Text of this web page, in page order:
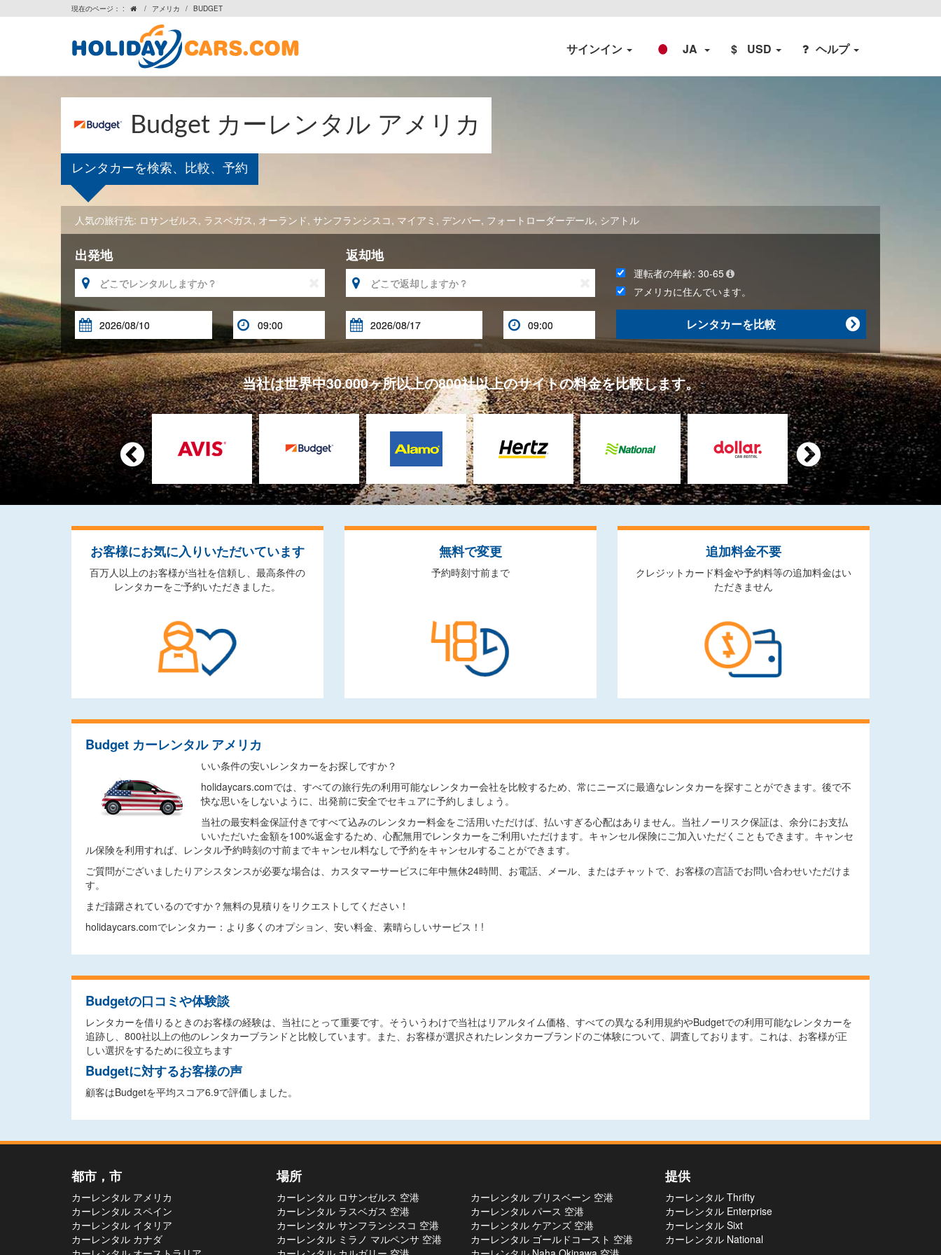
現在のページ： :  / アメリカ / BUDGET
サインイン JA $ USD ヘルプ
Budget カーレンタル アメリカ
レンタカーを検索、比較、予約
人気の旅行先: ロサンゼルス, ラスベガス, オーランド, サンフランシスコ, マイアミ , デンバー, フォートローダーデール, シアトル
出発地

 
返却地

 
運転者の年齢:30-65
アメリカに住んでいます。

レンタカーを比較
当社は世界中30.000ヶ所以上の800社以上のサイトの料金を比較します。
 
お客様にお気に入りいただいています
百万人以上のお客様が当社を信頼し、最高条件の
レンタカーをご予約いただきました。
無料で変更
予約時刻寸前まで
追加料金不要
クレジットカード料金や予約料等の追加料金はい
ただきません
Budget カーレンタル アメリカ
いい条件の安いレンタカーをお探しですか？
holidaycars.comでは、すべての旅行先の利用可能なレンタカー会社を比較するため、常にニーズに最適なレンタカーを探すことができます。後で不
快な思いをしないように、出発前に安全でセキュアに予約しましょう。
当社の最安料金保証付きですべて込みのレンタカー料金をご活用いただけば、払いすぎる心配はありません。当社ノーリスク保証は、余分にお支払
いいただいた金額を100%返金するため、心配無用でレンタカーをご利用いただけます。キャンセル保険にご加入いただくこともできます。キャンセ
ル保険を利用すれば、レンタル予約時刻の寸前までキャンセル料なしで予約をキャンセルすることができます。
ご質問がございましたりアシスタンスが必要な場合は、カスタマーサービスに年中無休24時間、お電話、メール、またはチャットで、お客様の言語でお問い合わせいただけま
す。
まだ躊躇されているのですか？無料の見積りをリクエストしてください！
holidaycars.comでレンタカー：より多くのオプション、安い料金、素晴らしいサービス！!
Budgetの口コミや体験談
レンタカーを借りるときのお客様の経験は、当社にとって重要です。そういうわけで当社はリアルタイム価格、すべての異なる利用規約やBudgetでの利用可能なレンタカーを
追跡し、800社以上の他のレンタカーブランドと比較しています。また、お客様が選択されたレンタカーブランドのご体験について、調査しております。これは、お客様が正
しい選択をするために役立ちます
Budgetに対するお客様の声
顧客はBudgetを平均スコア6.9で評価しました。
都市，市
カーレンタル アメリカ
カーレンタル スペイン
カーレンタル イタリア
カーレンタル カナダ
場所
カーレンタル ロサンゼルス 空港
カーレンタル ラスベガス 空港
カーレンタル サンフランシスコ 空港
カーレンタル ミラノ マルペンサ 空港
カーレンタル ブリスベーン 空港
カーレンタル パース 空港
カーレンタル ケアンズ 空港
カーレンタル ゴールドコースト 空港
提供
カーレンタル Thrifty
カーレンタル Enterprise
カーレンタル Sixt
カーレンタル National